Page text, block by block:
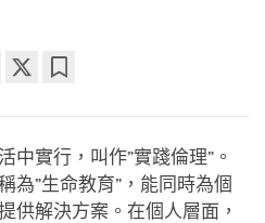
中實行，叫作”實踐倫理”。
為”生命教育”，能同時為個
供解決方案。在個人層面，